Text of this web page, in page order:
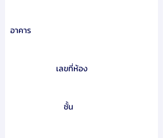
อาคาร
เลขที่ห้อง
ชั้น